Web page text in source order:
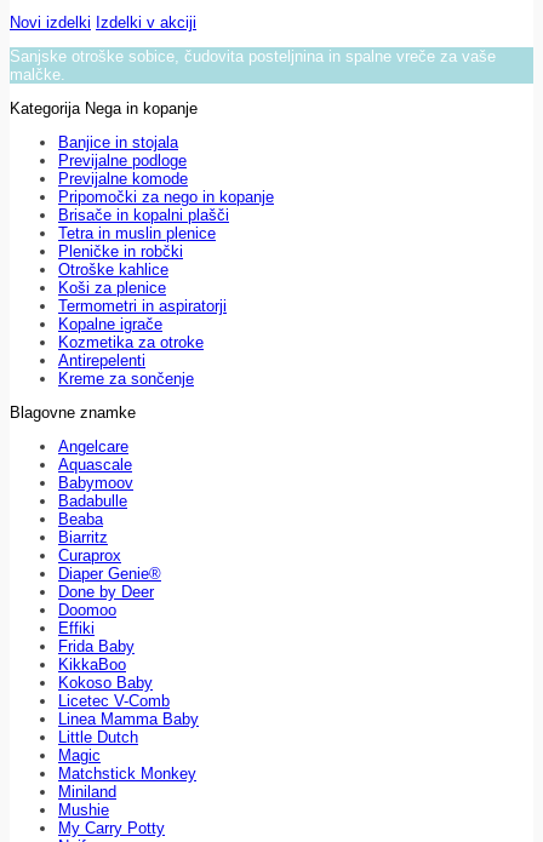
Novi izdelki Izdelki v akciji
Sanjske otroške sobice, čudovita posteljnina in spalne vreče za vaše
malčke.
Kategorija Nega in kopanje
Banjice in stojala
Previjalne podloge
Previjalne komode
Pripomočki za nego in kopanje
Brisače in kopalni plašči
Tetra in muslin plenice
Pleničke in robčki
Otroške kahlice
Koši za plenice
Termometri in aspiratorji
Kopalne igrače
Kozmetika za otroke
Antirepelenti
Kreme za sončenje
Blagovne znamke
Angelcare
Aquascale
Babymoov
Badabulle
Beaba
Biarritz
Curaprox
Diaper Genie®
Done by Deer
Doomoo
Effiki
Frida Baby
KikkaBoo
Kokoso Baby
Licetec V-Comb
Linea Mamma Baby
Little Dutch
Magic
Matchstick Monkey
Miniland
Mushie
My Carry Potty